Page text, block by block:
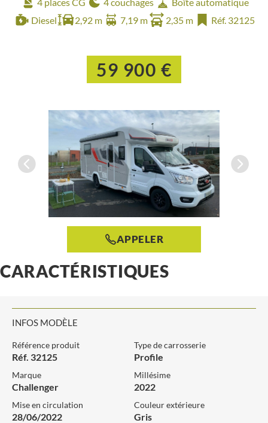
Diesel
2,92 m 7,19 m 2,35 m Réf. 32125
59 900 €
APPELER
CARACTÉRISTIQUES
INFOS MODÈLE
Référence produit
Réf. 32125
Type de carrosserie
Profile
Marque
Challenger
Millésime
2022
Mise en circulation
28/06/2022
Couleur extérieure
Gris